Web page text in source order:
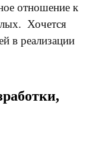
отношение к
Хочется
в реализации